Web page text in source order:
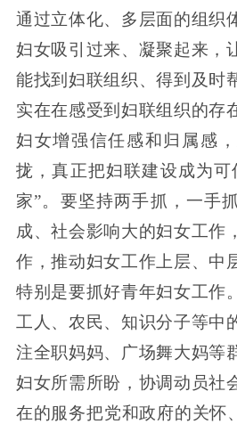
通过立体化、多层面的组织
妇女吸引过来、凝聚起来，
能找到妇联组织、得到及时
实在在感受到妇联组织的存
妇女增强信任感和归属感
拢，真正把妇联建设成为可
家”。要坚持两手抓，一手
成、社会影响大的妇女工作
作，推动妇女工作上层、中
特别是要抓好青年妇女工作
工人、农民、知识分子等中
注全职妈妈、广场舞大妈等
妇女所需所盼，协调动员社
在的服务把党和政府的关怀